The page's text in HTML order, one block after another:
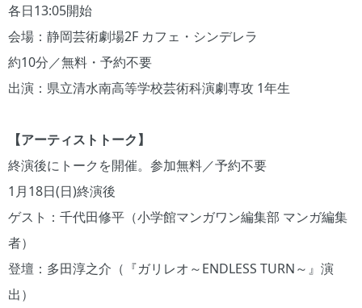
各日13:05開始
会場：静岡芸術劇場2F カフェ・シンデレラ
約10分／無料・予約不要
出演：県立清水南高等学校芸術科演劇専攻 1年生
【アーティストトーク】
終演後にトークを開催。参加無料／予約不要
1月18日(日)終演後
ゲスト：千代田修平（小学館マンガワン編集部 マンガ編集
者）
登壇：多田淳之介（『ガリレオ～ENDLESS TURN～』演
出）